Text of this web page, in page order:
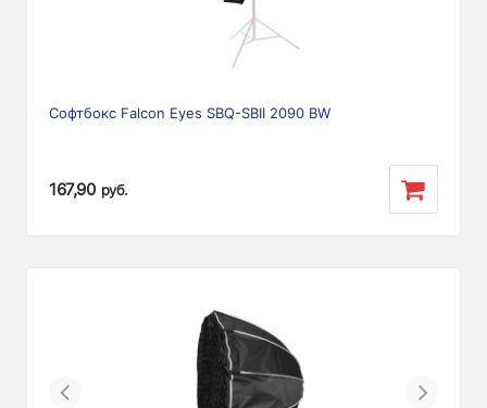
Софтбокс Falcon Eyes SBQ-SBII 2090 BW
167,90 руб.
Previous Next